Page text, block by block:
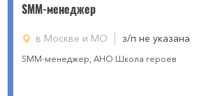
SMM-менеджер
в Москве и МО з/п не указана
SMM-менеджер, АНО Школа героев